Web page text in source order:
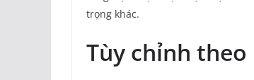
trọng khác.
Tùy chỉnh theo